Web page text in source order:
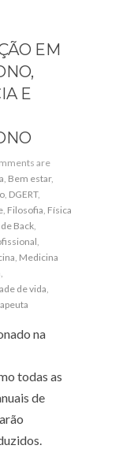
EM
E
are
Bem estar,
DGERT,
Filosofia Física
Back
Medicina
de vida
na
todas as
de